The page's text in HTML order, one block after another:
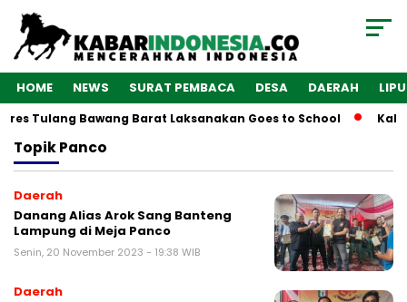
HOME NEWS SURAT PEMBACA DESA DAERAH
Tulang Bawang Barat Laksanakan Goes to School
TopikPanco
Daerah
Danang Alias Arok Sang Banteng
Lampung di Meja Panco
Senin, 20 November 2023 - 19:38 WIB
Daerah